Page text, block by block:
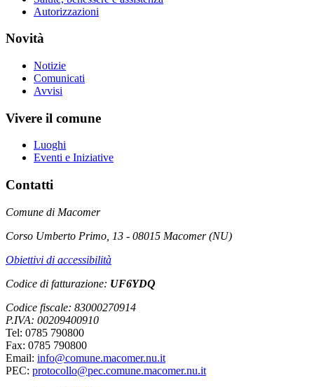
Autorizzazioni
Novità
Notizie
Comunicati
Avvisi
Vivere il comune
Luoghi
Eventi e Iniziative
Contatti
Comune di Macomer
Corso Umberto Primo, 13 - 08015 Macomer (NU)
Obiettivi di accessibilità
Codice di fatturazione: UF6YDQ
Codice fiscale: 83000270914
P.IVA: 00209400910
Tel: 0785 790800
Fax: 0785 790800
Email: info@comune.macomer.nu.it
PEC: protocollo@pec.comune.macomer.nu.it